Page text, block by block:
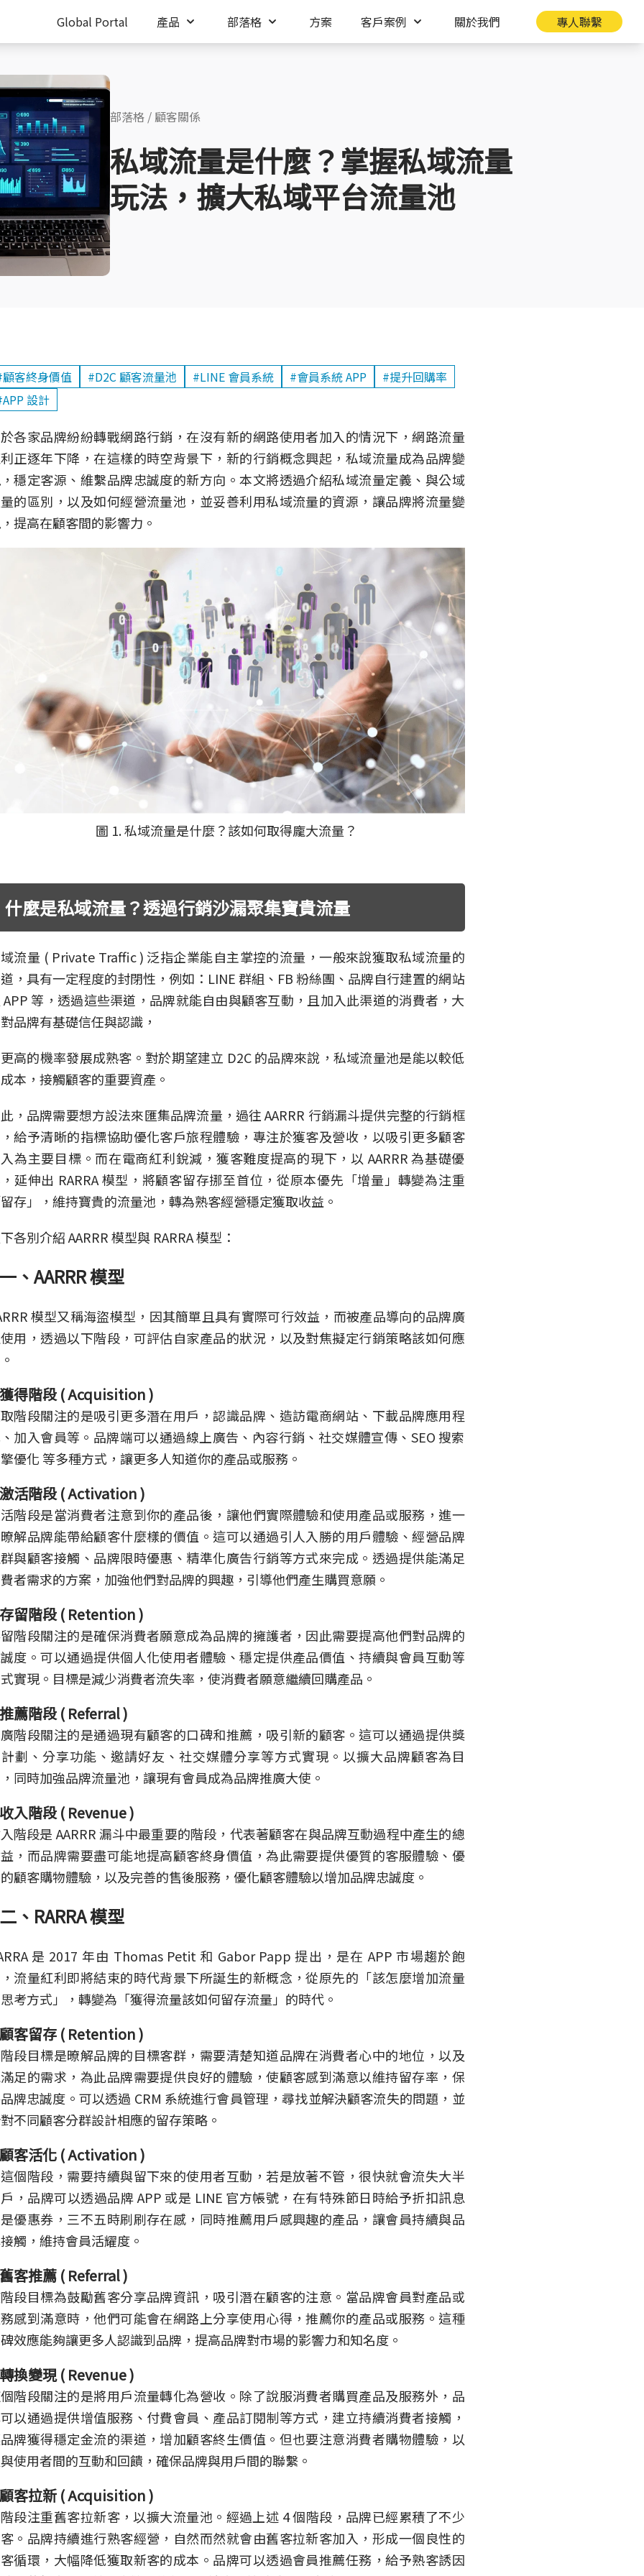
Global Portal 產品 部落格 方案 客戶案例 關於我們 專人聯繫
部落格 / 顧客關係
私域流量是什麼？掌握私域流量
玩法，擴大私域平台流量池
客終身價值 #D2C 顧客流量池 #LINE 會員系統 #會員系統 APP
#提升回購率
設計
各家品牌紛紛轉戰網路行銷，在沒有新的網路使用者加入的情況下，網路流量
正逐年下降，在這樣的時空背景下，新的行銷概念興起，私域流量成為品牌變
穩定客源、維繫品牌忠誠度的新方向。本文將透過介紹私域流量定義、與公域
的區別，以及如何經營流量池，並妥善利用私域流量的資源，讓品牌將流量變
提高在顧客間的影響力。
圖 1. 私域流量是什麼？該如何取得龐大流量？
什麼是私域流量？透過行銷沙漏聚集寶貴流量
流量 ( Private Traffic ) 泛指企業能自主掌控的流量，一般來說獲取私域流量的
，具有一定程度的封閉性，例如：LINE 群組、FB 粉絲團、品牌自行建置的網站
APP 等，透過這些渠道，品牌就能自由與顧客互動，且加入此渠道的消費者，大
品牌有基礎信任與認識，
高的機率發展成熟客。對於期望建立 D2C 的品牌來說，私域流量池是能以較低
本，接觸顧客的重要資產。
，品牌需要想方設法來匯集品牌流量，過往 AARRR 行銷漏斗提供完整的行銷框
給予清晰的指標協助優化客戶旅程體驗，專注於獲客及營收，以吸引更多顧客
為主要目標。而在電商紅利銳減，獲客難度提高的現下，以 AARRR 為基礎優
延伸出 RARRA 模型，將顧客留存挪至首位，從原本優先「增量」轉變為注重
存」，維持寶貴的流量池，轉為熟客經營穩定獲取收益。
各別介紹 AARRR 模型與 RARRA 模型：
、AARRR 模型
模型又稱海盜模型，因其簡單且具有實際可行效益，而被產品導向的品牌廣
用，透過以下階段，可評估自家產品的狀況，以及對焦擬定行銷策略該如何應
得階段 ( Acquisition )
階段關注的是吸引更多潛在用戶，認識品牌、造訪電商網站、下載品牌應用程
加入會員等。品牌端可以通過線上廣告、內容行銷、社交媒體宣傳、SEO 搜索
優化 等多種方式，讓更多人知道你的產品或服務。
活階段 ( Activation )
階段是當消費者注意到你的產品後，讓他們實際體驗和使用產品或服務，進一
解品牌能帶給顧客什麼樣的價值。這可以通過引人入勝的用戶體驗、經營品牌
與顧客接觸、品牌限時優惠、精準化廣告行銷等方式來完成。透過提供能滿足
者需求的方案，加強他們對品牌的興趣，引導他們產生購買意願。
留階段 ( Retention )
階段關注的是確保消費者願意成為品牌的擁護者，因此需要提高他們對品牌的
度。可以通過提供個人化使用者體驗、穩定提供產品價值、持續與會員互動等
實現。目標是減少消費者流失率，使消費者願意繼續回購產品。
薦階段 ( Referral )
階段關注的是通過現有顧客的口碑和推薦，吸引新的顧客。這可以通過提供獎
劃、分享功能、邀請好友、社交媒體分享等方式實現。以擴大品牌顧客為目
同時加強品牌流量池，讓現有會員成為品牌推廣大使。
入階段 ( Revenue )
階段是 AARRR 漏斗中最重要的階段，代表著顧客在與品牌互動過程中產生的總
，而品牌需要盡可能地提高顧客終身價值，為此需要提供優質的客服體驗、優
顧客購物體驗，以及完善的售後服務，優化顧客體驗以增加品牌忠誠度。
、RARRA 模型
是 2017 年由 Thomas Petit 和 Gabor Papp 提出，是在 APP 市場趨於飽
流量紅利即將結束的時代背景下所誕生的新概念，從原先的「該怎麼增加流量
考方式」，轉變為「獲得流量該如何留存流量」的時代。
客留存 ( Retention )
段目標是暸解品牌的目標客群，需要清楚知道品牌在消費者心中的地位，以及
足的需求，為此品牌需要提供良好的體驗，使顧客感到滿意以維持留存率，保
牌忠誠度。可以透過 CRM 系統進行會員管理，尋找並解決顧客流失的問題，並
不同顧客分群設計相應的留存策略。
客活化 ( Activation )
個階段，需要持續與留下來的使用者互動，若是放著不管，很快就會流失大半
，品牌可以透過品牌 APP 或是 LINE 官方帳號，在有特殊節日時給予折扣訊息
優惠券，三不五時刷刷存在感，同時推薦用戶感興趣的產品，讓會員持續與品
觸，維持會員活耀度。
客推薦 ( Referral )
段目標為鼓勵舊客分享品牌資訊，吸引潛在顧客的注意。當品牌會員對產品或
感到滿意時，他們可能會在網路上分享使用心得，推薦你的產品或服務。這種
效應能夠讓更多人認識到品牌，提高品牌對市場的影響力和知名度。
換變現 ( Revenue )
階段關注的是將用戶流量轉化為營收。除了說服消費者購買產品及服務外，品
以通過提供增值服務、付費會員、產品訂閱制等方式，建立持續消費者接觸，
牌獲得穩定金流的渠道，增加顧客終生價值。但也要注意消費者購物體驗，以
使用者間的互動和回饋，確保品牌與用戶間的聯繫。
客拉新 ( Acquisition )
段注重舊客拉新客，以擴大流量池。經過上述 4 個階段，品牌已經累積了不少
。品牌持續進行熟客經營，自然而然就會由舊客拉新客加入，形成一個良性的
循環，大幅降低獲取新客的成本。品牌可以透過會員推薦任務，給予熟客誘因